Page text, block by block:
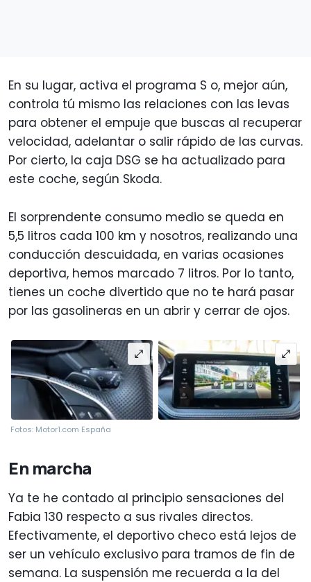
En su lugar, activa el programa S o, mejor aún,
controla tú mismo las relaciones con las levas
para obtener el empuje que buscas al recuperar
velocidad, adelantar o salir rápido de las curvas.
Por cierto, la caja DSG se ha actualizado para
este coche, según Skoda.
El sorprendente consumo medio se queda en
5,5 litros cada 100 km y nosotros, realizando una
conducción descuidada, en varias ocasiones
deportiva, hemos marcado 7 litros. Por lo tanto,
tienes un coche divertido que no te hará pasar
por las gasolineras en un abrir y cerrar de ojos.
Fotos: Motor1.com España
En marcha
Ya te he contado al principio sensaciones del
Fabia 130 respecto a sus rivales directos.
Efectivamente, el deportivo checo está lejos de
ser un vehículo exclusivo para tramos de fin de
semana. La suspensión me recuerda a la del